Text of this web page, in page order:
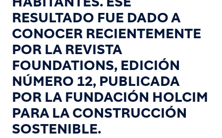
RESULTADO FUE DADO A
CONOCER RECIENTEMENTE
POR LA REVISTA
FOUNDATIONS, EDICIÓN
NÚMERO 12, PUBLICADA
POR LA FUNDACIÓN HOLCIM
PARA LA CONSTRUCCIÓN
SOSTENIBLE.